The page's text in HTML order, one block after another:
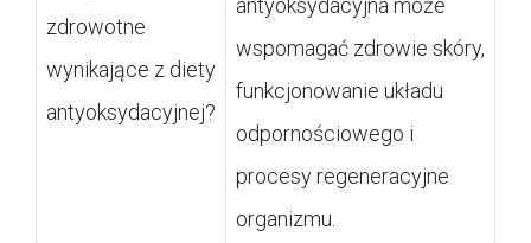
zdrowotne
wynikające z diety
antyoksydacyjnej?
wspomagać zdrowie skóry,
funkcjonowanie układu
odpornościowego i
procesy regeneracyjne
organizmu.